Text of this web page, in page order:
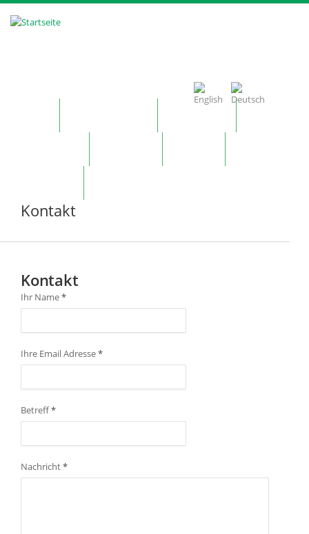
Direkt zum Inhalt
Kontakt
Kontakt
Ihr Name*
Ihre Email Adresse*
Betreff*
Nachricht*